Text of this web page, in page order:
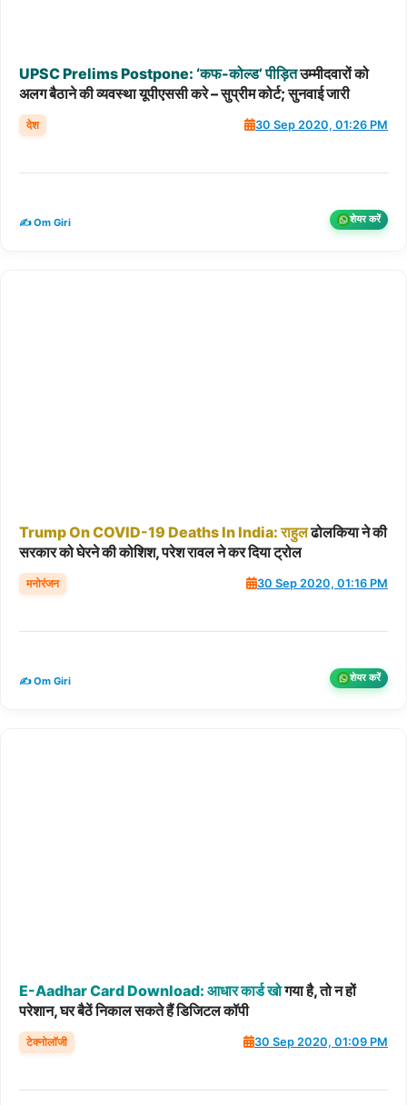
UPSCPrelimsPostpone: ‘कफ-कोल्ड’पीड़ितउम्मीदवारों को
अलग बैठाने की व्यवस्था यूपीएससी करे – सुप्रीम कोर्ट; सुनवाई जारी
देश 30 Sep 2020, 01:26 PM
✍️ Om Giri शेयर करें
TrumpOnCOVID-19 DeathsInIndia: राहुलढोलकिया ने की
सरकार को घेरने की कोशिश, परेश रावल ने कर दिया ट्रोल
मनोरंजन 30 Sep 2020, 01:16 PM
✍️ Om Giri शेयर करें
E-AadharCardDownload: आधारकार्डखोगया है, तो न हों
परेशान, घर बैठें निकाल सकते हैं डिजिटल कॉपी
टेक्नोलॉजी 30 Sep 2020, 01:09 PM